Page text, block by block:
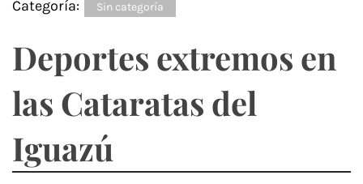
Categoría: Sin categoría
Deportes extremos en
las Cataratas del
Iguazú